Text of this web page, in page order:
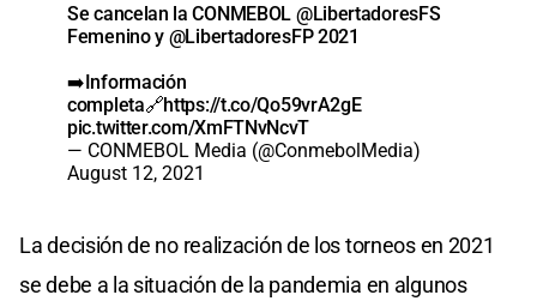
Se cancelan la CONMEBOL @LibertadoresFS
Femenino y @LibertadoresFP2021
➡️Información
completa🔗https://t.co/Qo59vrA2gE
pic.twitter.com/XmFTNvNcvT
— CONMEBOL Media (@ConmebolMedia)
August 12, 2021
La decisión de no realización de los torneos en 2021
se debe a la situación de la pandemia en algunos